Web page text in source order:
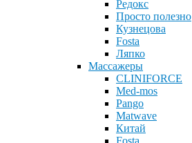
Редокс
Просто полезно
Кузнецова
Fosta
Ляпко
Массажеры
CLINIFORCE
Med-mos
Pango
Matwave
Китай
Fosta